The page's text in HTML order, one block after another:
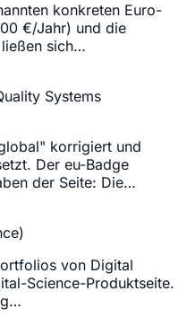
konkreten Euro-
€/Jahr) und die
ließen sich…
Systems
korrigiert und
Der eu-Badge
der Seite: Die…
von Digital
Science-Produktseite.